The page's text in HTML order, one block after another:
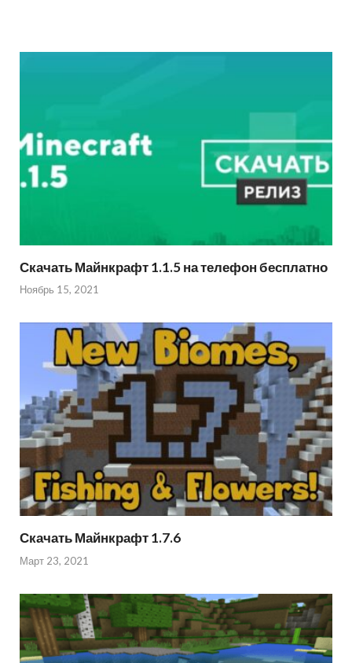
Скачать Майнкрафт 1.1.5 на телефон бесплатно
Ноябрь 15, 2021
Скачать Майнкрафт 1.7.6
Март 23, 2021